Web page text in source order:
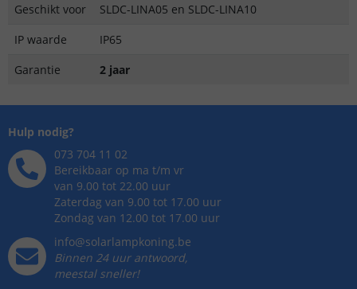
Geschikt voor
SLDC-LINA05 en SLDC-LINA10
IP waarde
IP65
Garantie
2 jaar
Hulp nodig?
073 704 11 02
Bereikbaar op ma t/m vr
van 9.00 tot 22.00 uur
Zaterdag van 9.00 tot 17.00 uur
Zondag van 12.00 tot 17.00 uur
info@solarlampkoning.be
Binnen 24 uur antwoord,
meestal sneller!